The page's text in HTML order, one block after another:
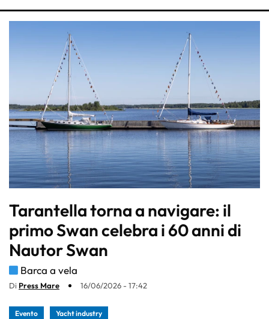
Tarantella torna a navigare: il
primo Swan celebra i 60 anni di
Nautor Swan
Barca a vela
Di Press Mare 16/06/2026 - 17:42
Evento Yacht industry